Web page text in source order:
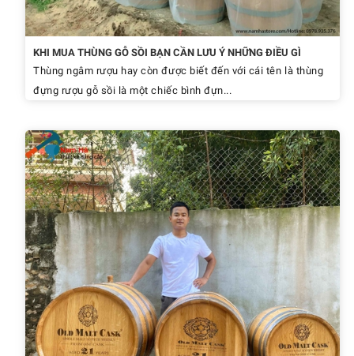
KHI MUA THÙNG GỖ SỒI BẠN CẦN LƯU Ý NHỮNG ĐIỀU GÌ
Thùng ngâm rượu hay còn được biết đến với cái tên là thùng
đựng rượu gỗ sồi là một chiếc bình đựn...